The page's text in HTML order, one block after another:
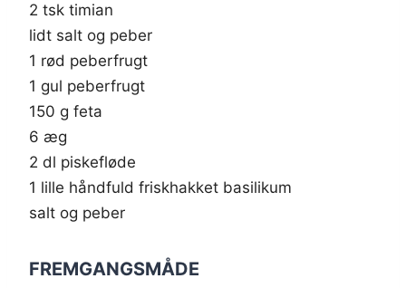
2 tsk timian
lidt salt og peber
1 rød peberfrugt
1 gul peberfrugt
150 g feta
6 æg
2 dl piskefløde
1 lille håndfuld friskhakket basilikum
salt og peber
FREMGANGSMÅDE